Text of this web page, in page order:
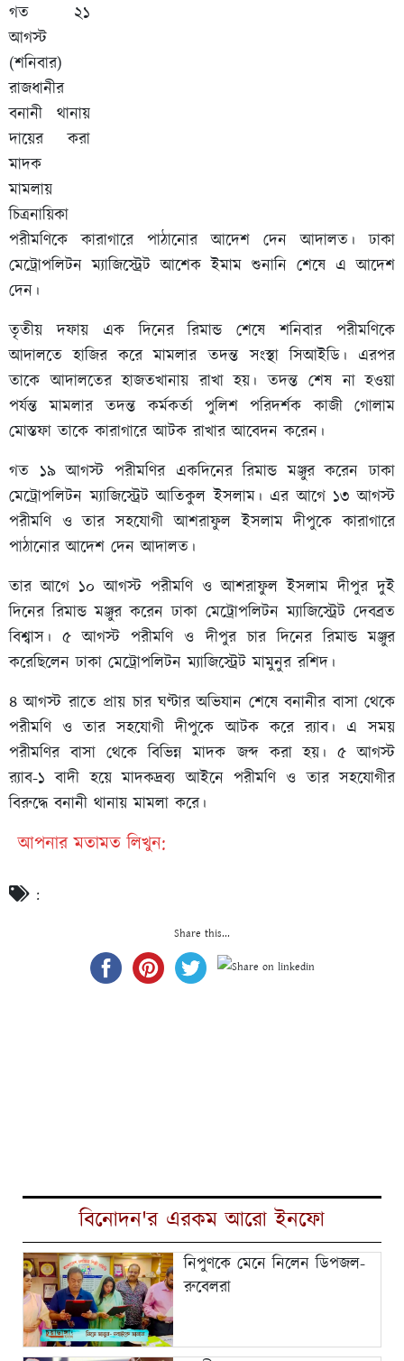
গত ২১
আগস্ট
(শনিবার)
রাজধানীর
বনানী থানায়
দায়ের করা
মাদক
মামলায়
চিত্রনায়িকা
পরীমণিকে কারাগারে পাঠানোর আদেশ দেন আদালত। ঢাকা
মেট্রোপলিটন ম্যাজিস্ট্রেট আশেক ইমাম শুনানি শেষে এ আদেশ
দেন।
তৃতীয় দফায় এক দিনের রিমান্ড শেষে শনিবার পরীমণিকে
আদালতে হাজির করে মামলার তদন্ত সংস্থা সিআইডি। এরপর
তাকে আদালতের হাজতখানায় রাখা হয়। তদন্ত শেষ না হওয়া
পর্যন্ত মামলার তদন্ত কর্মকর্তা পুলিশ পরিদর্শক কাজী গোলাম
মোস্তফা তাকে কারাগারে আটক রাখার আবেদন করেন।
গত ১৯ আগস্ট পরীমণির একদিনের রিমান্ড মঞ্জুর করেন ঢাকা
মেট্রোপলিটন ম্যাজিস্ট্রেট আতিকুল ইসলাম। এর আগে ১৩ আগস্ট
পরীমণি ও তার সহযোগী আশরাফুল ইসলাম দীপুকে কারাগারে
পাঠানোর আদেশ দেন আদালত।
তার আগে ১০ আগস্ট পরীমণি ও আশরাফুল ইসলাম দীপুর দুই
দিনের রিমান্ড মঞ্জুর করেন ঢাকা মেট্রোপলিটন ম্যাজিস্ট্রেট দেবব্রত
বিশ্বাস। ৫ আগস্ট পরীমণি ও দীপুর চার দিনের রিমান্ড মঞ্জুর
করেছিলেন ঢাকা মেট্রোপলিটন ম্যাজিস্ট্রেট মামুনুর রশিদ।
৪ আগস্ট রাতে প্রায় চার ঘণ্টার অভিযান শেষে বনানীর বাসা থেকে
পরীমণি ও তার সহযোগী দীপুকে আটক করে র‍্যাব। এ সময়
পরীমণির বাসা থেকে বিভিন্ন মাদক জব্দ করা হয়। ৫ আগস্ট
র‍্যাব-১ বাদী হয়ে মাদকদ্রব্য আইনে পরীমণি ও তার সহযোগীর
বিরুদ্ধে বনানী থানায় মামলা করে।
আপনার মতামত লিখুন:
:
Share this...
বিনোদন'র এরকম আরো ইনফো
নিপুণকে মেনে নিলেন ডিপজল-
রুবেলরা